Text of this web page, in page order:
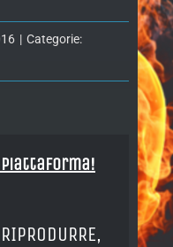
| Categorie: